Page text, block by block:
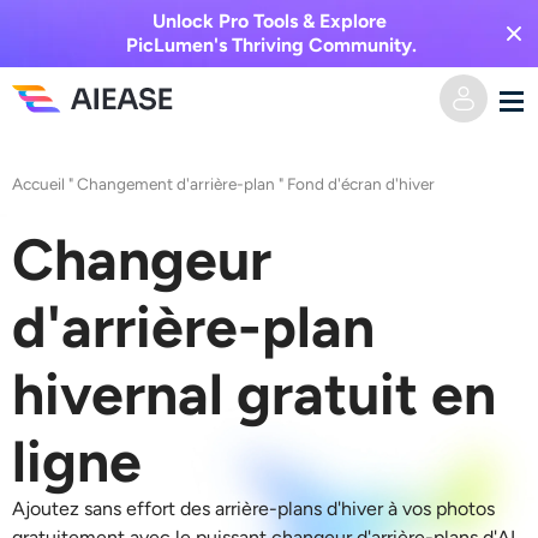
Unlock Pro Tools & Explore
PicLumen's Thriving Community.
Générateur de baisers IA
Effets vidéo
Image IA
Texte en image
Outils d’IA
Éditeur et créateur de photos
Prisée
Accueil "Changement d'arrière-plan " Fond d'écran d'hiver
Changeur
d'arrière-plan
hivernal gratuit en
ligne
Ajoutez sans effort des arrière-plans d'hiver à vos photos